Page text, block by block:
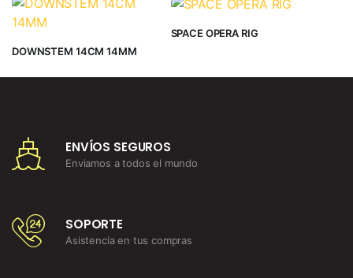
DOWNSTEM 14CM 14MM
SPACE OPERA RIG
ENVÍOS SEGUROS
Enviamos a todos el mundo
SOPORTE
Asistencia en tus compras